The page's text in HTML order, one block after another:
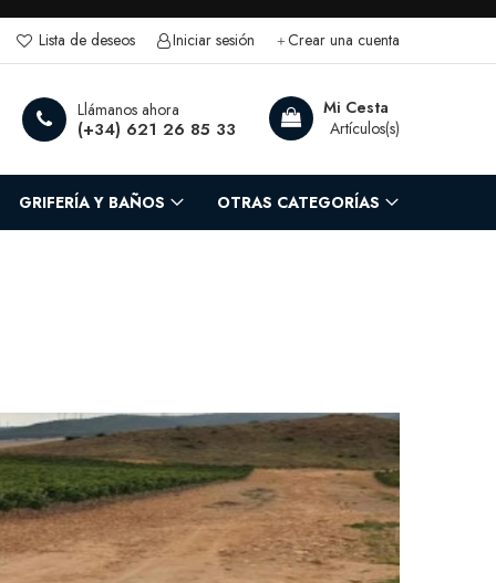
Lista de deseos Iniciar sesión Crear una cuenta
Mi Cesta
Llámanos ahora
(+34) 621 26 85 33
GRIFERÍA Y BAÑOS OTRAS CATEGORÍAS